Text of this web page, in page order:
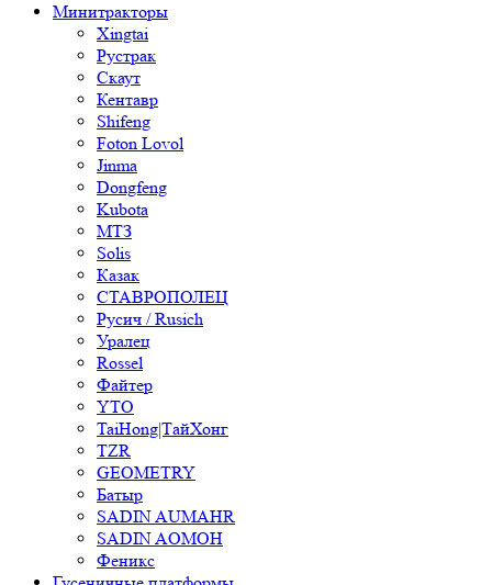
Минитракторы
Xingtai
Рустрак
Скаут
Кентавр
Shifeng
Foton Lovol
Jinma
Dongfeng
Kubota
МТЗ
Solis
Казак
СТАВРОПОЛЕЦ
Русич / Rusich
Уралец
Rossel
Файтер
YTO
TaiHong|ТайХонг
TZR
GEOMETRY
Батыр
SADIN AUMAHR
SADIN AOMOH
Феникс